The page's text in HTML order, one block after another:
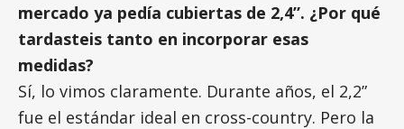
mercado ya pedía cubiertas de 2,4”. ¿Por qué
tardasteis tanto en incorporar esas
medidas?
Sí, lo vimos claramente. Durante años, el 2,2”
fue el estándar ideal en cross-country. Pero la